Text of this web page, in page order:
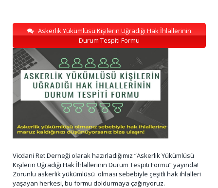
Askerlik Yükümlüsü Kişilerin Uğradığı Hak İhlallerinin
Durum Tespiti Formu
Vicdani Ret Derneği olarak hazırladığımız “Askerlik Yükümlüsü
Kişilerin Uğradığı Hak İhlallerinin Durum Tespiti Formu” yayında!
Zorunlu askerlik yükümlüsü olması sebebiyle çeşitli hak ihlalleri
yaşayan herkesi, bu formu doldurmaya çağırıyoruz.